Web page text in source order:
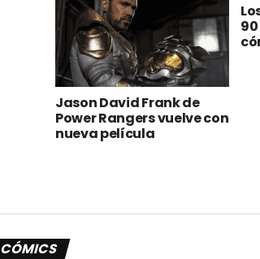
Jason David Frank de
Power Rangers vuelve con
nueva película
CÓMICS